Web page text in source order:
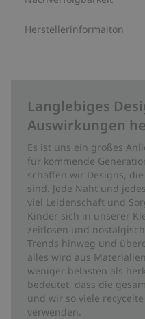
Herstellerinformaiton
Langlebiges
Auswirkungen
Es ist uns ein großes
für kommende
schaffen wir Designs,
sind. Jede Naht und
viel Leidenschaft und
Kinder sich in unserer
zeitlosen und
Trends hinweg und
alles wird aus
weniger belasten als
bedeutet, dass die
und wir so viele
verwenden.